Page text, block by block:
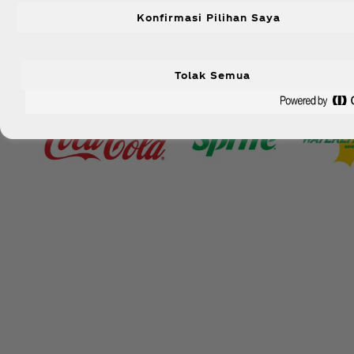
Tolak Semua
Konfirmasi Pilihan Saya